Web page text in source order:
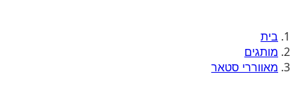
בית
מותגים
מאווררי סטאר